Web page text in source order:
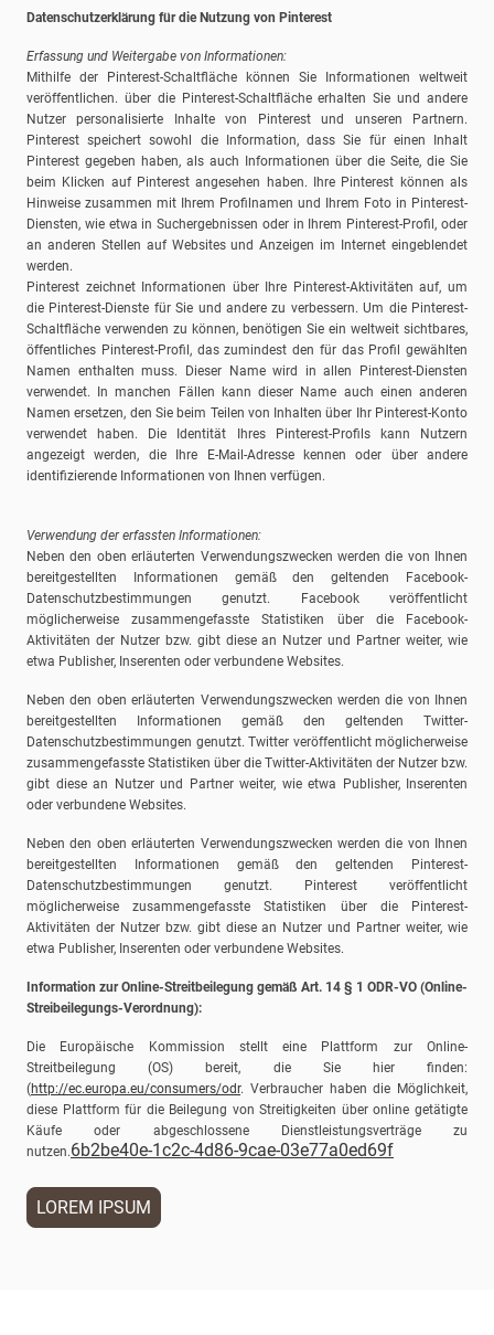
Datenschutzerklärung für die Nutzung von Pinterest
Erfassung und Weitergabe von Informationen:
Mithilfe der Pinterest-Schaltfläche können Sie Informationen weltweit
veröffentlichen. über die Pinterest-Schaltfläche erhalten Sie und andere
Nutzer personalisierte Inhalte von Pinterest und unseren Partnern.
Pinterest speichert sowohl die Information, dass Sie für einen Inhalt
Pinterest gegeben haben, als auch Informationen über die Seite, die Sie
beim Klicken auf Pinterest angesehen haben. Ihre Pinterest können als
Hinweise zusammen mit Ihrem Profilnamen und Ihrem Foto in Pinterest-
Diensten, wie etwa in Suchergebnissen oder in Ihrem Pinterest-Profil, oder
an anderen Stellen auf Websites und Anzeigen im Internet eingeblendet
werden.
Pinterest zeichnet Informationen über Ihre Pinterest-Aktivitäten auf, um
die Pinterest-Dienste für Sie und andere zu verbessern. Um die Pinterest-
Schaltfläche verwenden zu können, benötigen Sie ein weltweit sichtbares,
öffentliches Pinterest-Profil, das zumindest den für das Profil gewählten
Namen enthalten muss. Dieser Name wird in allen Pinterest-Diensten
verwendet. In manchen Fällen kann dieser Name auch einen anderen
Namen ersetzen, den Sie beim Teilen von Inhalten über Ihr Pinterest-Konto
verwendet haben. Die Identität Ihres Pinterest-Profils kann Nutzern
angezeigt werden, die Ihre E-Mail-Adresse kennen oder über andere
identifizierende Informationen von Ihnen verfügen.
Verwendung der erfassten Informationen:
Neben den oben erläuterten Verwendungszwecken werden die von Ihnen
bereitgestellten Informationen gemäß den geltenden Facebook-
Datenschutzbestimmungen genutzt. Facebook veröffentlicht
möglicherweise zusammengefasste Statistiken über die Facebook-
Aktivitäten der Nutzer bzw. gibt diese an Nutzer und Partner weiter, wie
etwa Publisher, Inserenten oder verbundene Websites.
Neben den oben erläuterten Verwendungszwecken werden die von Ihnen
bereitgestellten Informationen gemäß den geltenden Twitter-
Datenschutzbestimmungen genutzt. Twitter veröffentlicht möglicherweise
zusammengefasste Statistiken über die Twitter-Aktivitäten der Nutzer bzw.
gibt diese an Nutzer und Partner weiter, wie etwa Publisher, Inserenten
oder verbundene Websites.
Neben den oben erläuterten Verwendungszwecken werden die von Ihnen
bereitgestellten Informationen gemäß den geltenden Pinterest-
Datenschutzbestimmungen genutzt. Pinterest veröffentlicht
möglicherweise zusammengefasste Statistiken über die Pinterest-
Aktivitäten der Nutzer bzw. gibt diese an Nutzer und Partner weiter, wie
etwa Publisher, Inserenten oder verbundene Websites.
Information zur Online-Streitbeilegung gemäß Art. 14 § 1 ODR-VO (Online-
Streibeilegungs-Verordnung):
Die Europäische Kommission stellt eine Plattform zur Online-
Streitbeilegung (OS) bereit, die Sie hier finden:
(http://ec.europa.eu/consumers/odr. Verbraucher haben die Möglichkeit,
diese Plattform für die Beilegung von Streitigkeiten über online getätigte
Käufe oder abgeschlossene Dienstleistungsverträge zu
nutzen.6b2be40e-1c2c-4d86-9cae-03e77a0ed69f
LOREM IPSUM